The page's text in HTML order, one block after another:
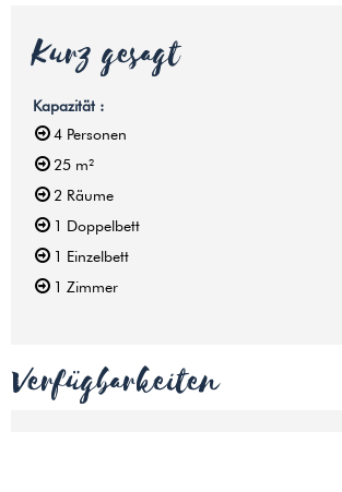
Kurz gesagt
Kapazität :
4 Personen
25 m²
2 Räume
1 Doppelbett
1 Einzelbett
1 Zimmer
Verfügbarkeiten